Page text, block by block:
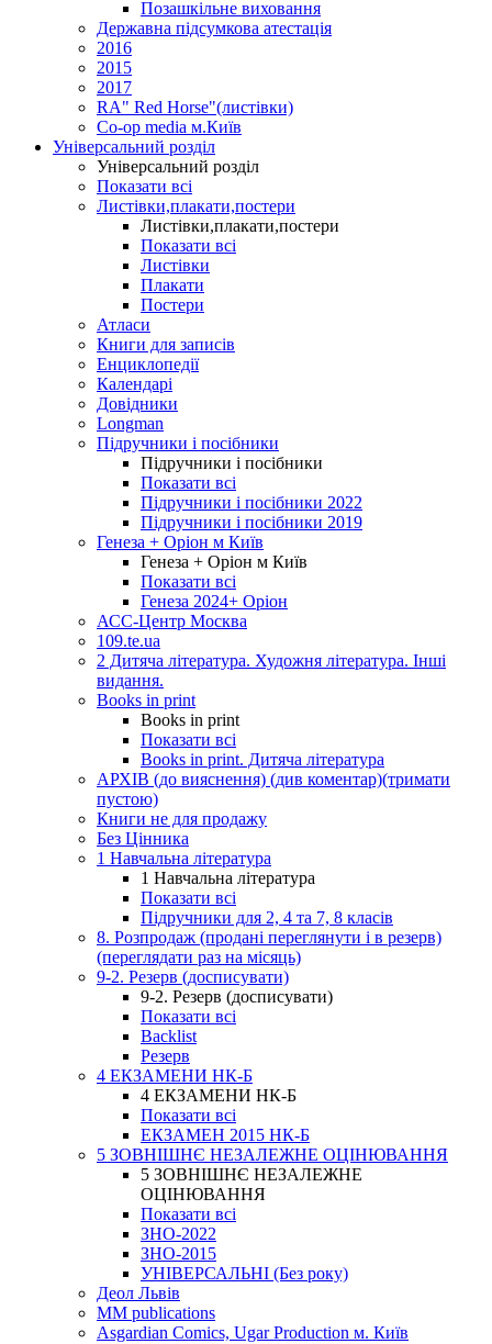
Позашкільне виховання
Державна підсумкова атестація
2016
2015
2017
RA" Red Horse"(листівки)
Co-op media м.Київ
Універсальний розділ
Універсальний розділ
Показати всі
Листівки,плакати,постери
Листівки,плакати,постери
Показати всі
Листівки
Плакати
Постери
Атласи
Книги для записів
Енциклопедії
Календарі
Довідники
Longman
Підручники і посібники
Підручники і посібники
Показати всі
Підручники і посібники 2022
Підручники і посібники 2019
Генеза + Оріон м Київ
Генеза + Оріон м Київ
Показати всі
Генеза 2024+ Оріон
АСС-Центр Москва
109.te.ua
2 Дитяча література. Художня література. Інші
видання.
Books in print
Books in print
Показати всі
Books in print. Дитяча література
АРХІВ (до вияснення) (див коментар)(тримати
пустою)
Книги не для продажу
Без Цінника
1 Навчальна література
1 Навчальна література
Показати всі
Підручники для 2, 4 та 7, 8 класів
8. Розпродаж (продані переглянути і в резерв)
(переглядати раз на місяць)
9-2. Резерв (досписувати)
9-2. Резерв (досписувати)
Показати всі
Backlist
Резерв
4 ЕКЗАМЕНИ НК-Б
4 ЕКЗАМЕНИ НК-Б
Показати всі
ЕКЗАМЕН 2015 НК-Б
5 ЗОВНІШНЄ НЕЗАЛЕЖНЕ ОЦІНЮВАННЯ
5 ЗОВНІШНЄ НЕЗАЛЕЖНЕ
ОЦІНЮВАННЯ
Показати всі
ЗНО-2022
ЗНО-2015
УНІВЕРСАЛЬНІ (Без року)
Деол Львів
MM publications
Asgardian Comics, Ugar Production м. Київ